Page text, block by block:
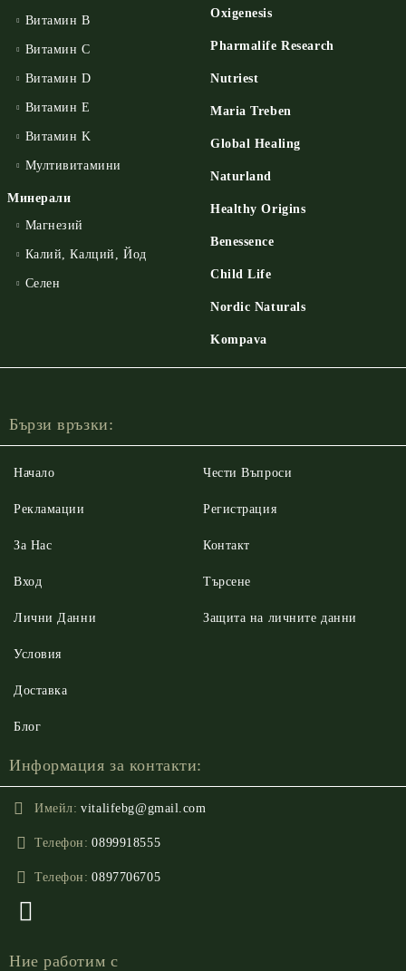
Витамин B
Витамин C
Витамин D
Витамин E
Витамин K
Мултивитамини
Минерали
Магнезий
Калий, Калций, Йод
Селен
Oxigenesis
Pharmalife Research
Nutriest
Maria Treben
Global Healing
Naturland
Healthy Origins
Benessence
Child Life
Nordic Naturals
Kompava
Бързи връзки:
Начало
Рекламации
За Нас
Вход
Чести Въпроси
Регистрация
Контакт
Търсене
Лични Данни
Условия
Доставка
Блог
Защита на личните данни
Информация за контакти:
Имейл: vitalifebg@gmail.com
Телефон: 0899918555
Телефон: 0897706705
Ние работим с